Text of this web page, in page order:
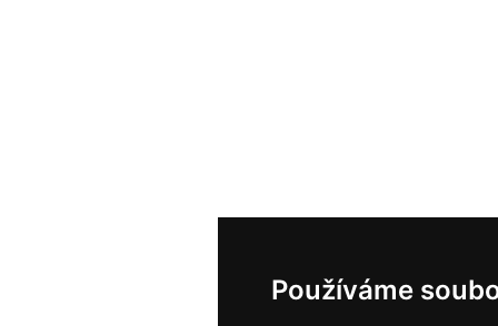
Používáme